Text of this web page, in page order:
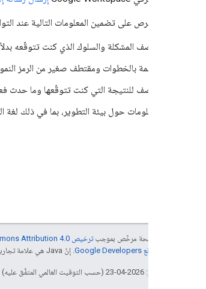
يُرجى الحرص على تضمين المعلومات التالية عند
وصف المشكلة والسلوك الذي كنت تتوقّعه
قائمة بالخطوات ومقتطف صغير من الرمز
وصف للنتيجة التي كنت تتوقّعها وما حدث
معلومات حول بيئة التطوير، بما في ذلك لغة
إنّ محتوى هذه الصفحة مرخّص بموجبترخيص Creative Commons Attribution 4.0‏
سياسات موقع Google Developers‏ . إنّ Java هي علامة تجارية مسجَّلة لشركة Oracle و/أو شركائها التابعين.
تاريخ التعديل الأخير: 2026-04-23 (حسب التوقيت العالمي المتفَّق عليه)